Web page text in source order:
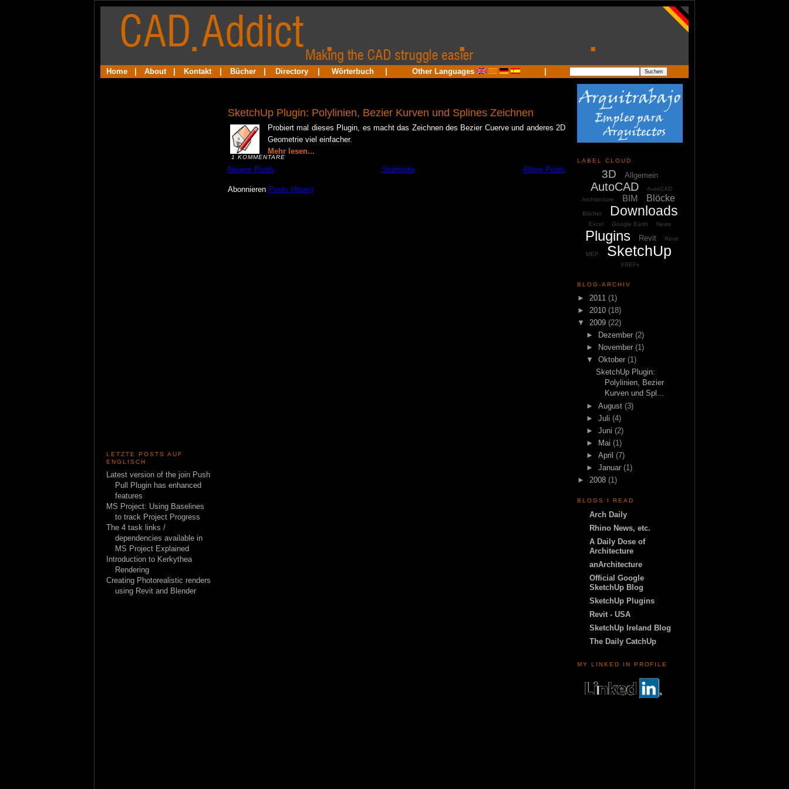
Home About Kontakt Bücher Directory Wörterbuch Other Languages
LABEL CLOUD
3D Allgemein
AutoCAD
AutoCAD
Architecture
BIM Blöcke
Bücher Downloads
Excel Google Earth News
Plugins Revit Revit
MEP SketchUp
XREFs
BLOG-ARCHIV
► 2011 (1)
► 2010 (18)
▼ 2009 (22)
►
Dezember(2)
►
November(1)
▼Oktober(1)
SketchUp Plugin:
Polylinien, Bezier
Kurven und Spl...
►August(3)
►Juli(4)
►Juni(2)
►
Mai(1)
►April(7)
►Januar(1)
► 2008 (1)
BLOGS I READ
Arch Daily
Rhino News, etc.
A Daily Dose of
Architecture
anArchitecture
Official Google
SketchUp Blog
SketchUp Plugins
Revit - USA
SketchUp Ireland Blog
The Daily CatchUp
MY LINKED IN PROFILE
SketchUp Plugin: Polylinien, Bezier Kurven und Splines Zeichnen
Probiert mal dieses Plugin, es macht das Zeichnen des Bezier Cuerve und anderes 2D
Geometrie viel einfacher.
Mehr lesen...
1 KOMMENTARE
Neuere Posts Ältere Posts
Startseite
Abonnieren Posts (Atom)
LETZTE POSTS AUF
ENGLISCH
Latest version of the join Push
Pull Plugin has enhanced
features
MS Project: Using Baselines
to track Project Progress
The 4 task links /
dependencies available in
MS Project Explained
Introduction to Kerkythea
Rendering
Creating Photorealistic renders
using Revit and Blender